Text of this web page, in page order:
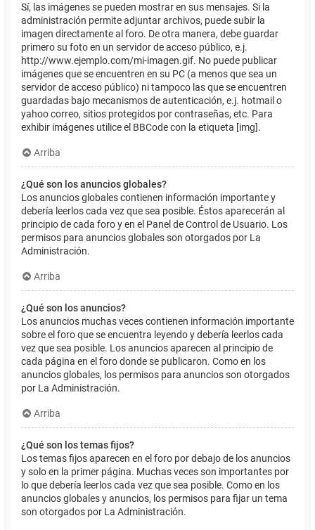
Sí, las imágenes se pueden mostrar en sus mensajes. Si la
administración permite adjuntar archivos, puede subir la
imagen directamente al foro. De otra manera, debe guardar
primero su foto en un servidor de acceso público, e.j.
http://www.ejemplo.com/mi-imagen.gif. No puede publicar
imágenes que se encuentren en su PC (a menos que sea un
servidor de acceso público) ni tampoco las que se encuentren
guardadas bajo mecanismos de autenticación, e.j. hotmail o
yahoo correo, sitios protegidos por contraseñas, etc. Para
exhibir imágenes utilice el BBCode con la etiqueta [img].
Arriba
¿Qué son los anuncios globales?
Los anuncios globales contienen información importante y
debería leerlos cada vez que sea posible. Éstos aparecerán al
principio de cada foro y en el Panel de Control de Usuario. Los
permisos para anuncios globales son otorgados por La
Administración.
Arriba
¿Qué son los anuncios?
Los anuncios muchas veces contienen información importante
sobre el foro que se encuentra leyendo y debería leerlos cada
vez que sea posible. Los anuncios aparecen al principio de
cada página en el foro donde se publicaron. Como en los
anuncios globales, los permisos para anuncios son otorgados
por La Administración.
Arriba
¿Qué son los temas fijos?
Los temas fijos aparecen en el foro por debajo de los anuncios
y solo en la primer página. Muchas veces son importantes por
lo que debería leerlos cada vez que sea posible. Como en los
anuncios globales y anuncios, los permisos para fijar un tema
son otorgados por La Administración.